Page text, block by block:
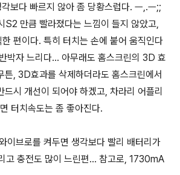
보다 빠르지 않아 좀 당황스럽다. ㅡ,.ㅡ;;
S2 만큼 빨라졌다는 느낌이 들지 않았고,
편이다. 특히 터치는 손에 붙어 움직인다
박자 느리다... 아무래도 홈스크린의 3D 효
튼, 3D효과를 삭제하더라도 홈스크린에서
드시 개선이 되어야 하겠고, 차라리 어플리
터치속도는 좀 좋아진다.
이브로를 켜두면 생각보다 빨리 배터리가
고 충전도 많이 느린편... 참고로, 1730mA